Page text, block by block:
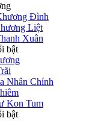
Đình
Liệt
Xuân
bật
Nhân Chính
Kon Tum
bật